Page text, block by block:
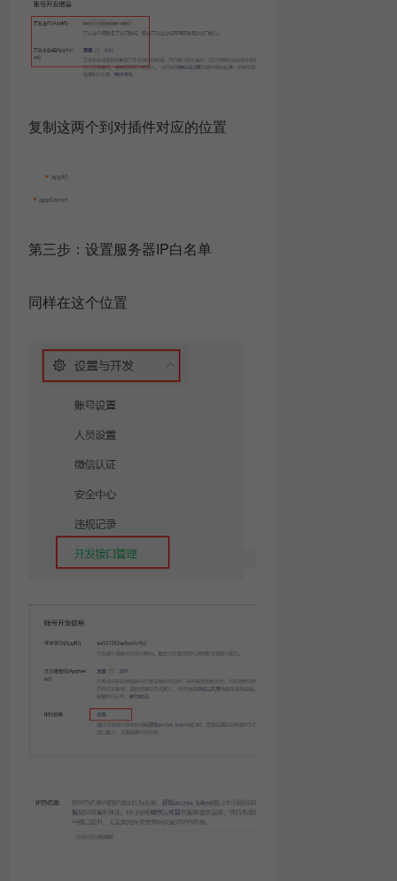
复制这两个到对插件对应的位置
第三步：设置服务器IP白名单
同样在这个位置